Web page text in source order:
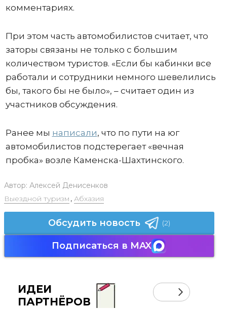
комментариях.
При этом часть автомобилистов считает, что
заторы связаны не только с большим
количеством туристов. «Если бы кабинки все
работали и сотрудники немного шевелились
бы, такого бы не было», – считает один из
участников обсуждения.
Ранее мы написали, что по пути на юг
автомобилистов подстерегает «вечная
пробка» возле Каменска-Шахтинского.
Автор: Алексей Денисенков
Выездной туризм , Абхазия
Обсудить новость (2)
Подписаться в MAX
ИДЕИ
ПАРТНЁРОВ